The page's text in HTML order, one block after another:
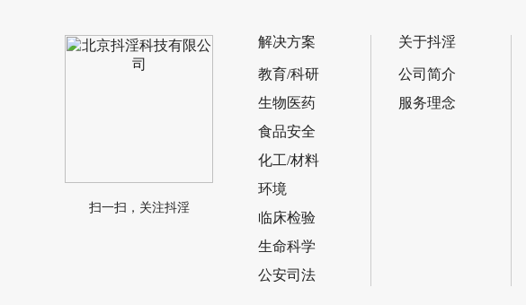
扫一扫，关注抖淫
解决方案
教育/科研
生物医药
食品安全
化工/材料
环境
临床检验
生命科学
公安司法
关于抖淫
公司简介
服务理念